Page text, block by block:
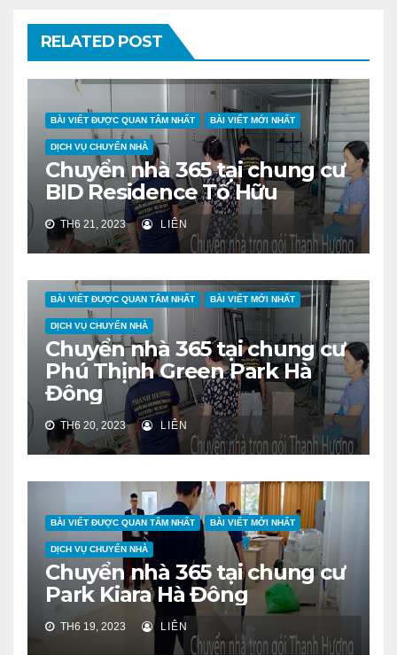
RELATED POST
BÀI VIẾT ĐƯỢC QUAN TÂM NHẤT BÀI VIẾT MỚI NHẤT
DỊCH VỤ CHUYỂN NHÀ
Chuyển nhà 365 tại chung cư
BID Residence Tố Hữu
TH6 21, 2023 LIÊN
BÀI VIẾT ĐƯỢC QUAN TÂM NHẤT BÀI VIẾT MỚI NHẤT
DỊCH VỤ CHUYỂN NHÀ
Chuyển nhà 365 tại chung cư
Phú Thịnh Green Park Hà
Đông
TH6 20, 2023 LIÊN
BÀI VIẾT ĐƯỢC QUAN TÂM NHẤT BÀI VIẾT MỚI NHẤT
DỊCH VỤ CHUYỂN NHÀ
Chuyển nhà 365 tại chung cư
Park Kiara Hà Đông
TH6 19, 2023 LIÊN